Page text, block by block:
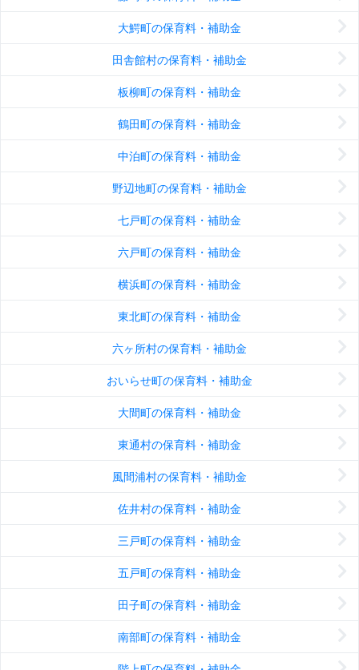
大鰐町の保育料・補助金
田舎館村の保育料・補助金
板柳町の保育料・補助金
鶴田町の保育料・補助金
中泊町の保育料・補助金
野辺地町の保育料・補助金
七戸町の保育料・補助金
六戸町の保育料・補助金
横浜町の保育料・補助金
東北町の保育料・補助金
六ヶ所村の保育料・補助金
おいらせ町の保育料・補助金
大間町の保育料・補助金
東通村の保育料・補助金
風間浦村の保育料・補助金
佐井村の保育料・補助金
三戸町の保育料・補助金
五戸町の保育料・補助金
田子町の保育料・補助金
南部町の保育料・補助金